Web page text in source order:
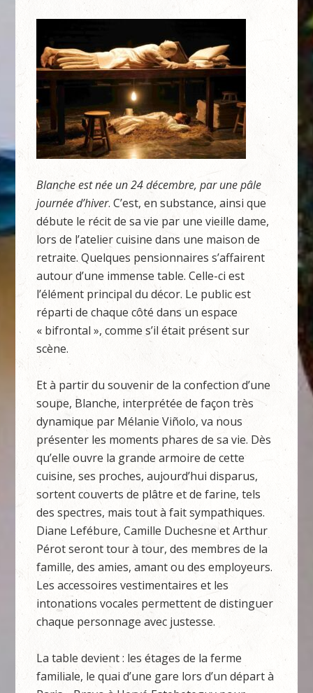
Blanche est née un 24 décembre, par une pâle
journée d’hiver. C’est, en substance, ainsi que
débute le récit de sa vie par une vieille dame,
lors de l’atelier cuisine dans une maison de
retraite. Quelques pensionnaires s’affairent
autour d’une immense table. Celle-ci est
l’élément principal du décor. Le public est
réparti de chaque côté dans un espace
« bifrontal », comme s’il était présent sur
scène.
Et à partir du souvenir de la confection d’une
soupe, Blanche, interprétée de façon très
dynamique par Mélanie Viñolo, va nous
présenter les moments phares de sa vie. Dès
qu’elle ouvre la grande armoire de cette
cuisine, ses proches, aujourd’hui disparus,
sortent couverts de plâtre et de farine, tels
des spectres, mais tout à fait sympathiques.
Diane Lefébure, Camille Duchesne et Arthur
Pérot seront tour à tour, des membres de la
famille, des amies, amant ou des employeurs.
Les accessoires vestimentaires et les
intonations vocales permettent de distinguer
chaque personnage avec justesse.
La table devient : les étages de la ferme
familiale, le quai d’une gare lors d’un départ à